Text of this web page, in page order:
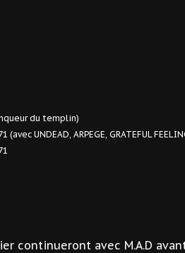
du templin)
(avec UNDEAD, ARPEGE, GRATEFUL
continueront avec M.A.D